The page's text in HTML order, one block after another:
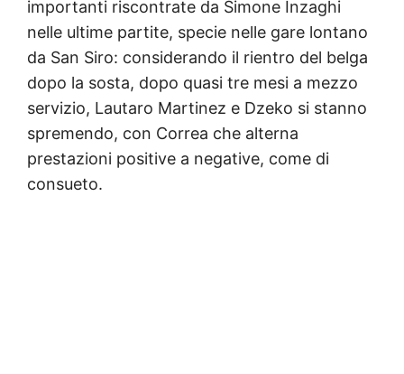
importanti riscontrate da Simone Inzaghi
nelle ultime partite, specie nelle gare lontano
da San Siro: considerando il rientro del belga
dopo la sosta, dopo quasi tre mesi a mezzo
servizio, Lautaro Martinez e Dzeko si stanno
spremendo, con Correa che alterna
prestazioni positive a negative, come di
consueto.